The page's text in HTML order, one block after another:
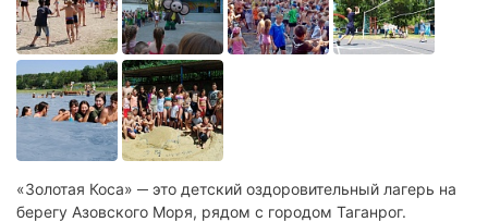
«Золотая Коса» ─ это детский оздоровительный лагерь на
берегу Азовского Моря, рядом с городом Таганрог.